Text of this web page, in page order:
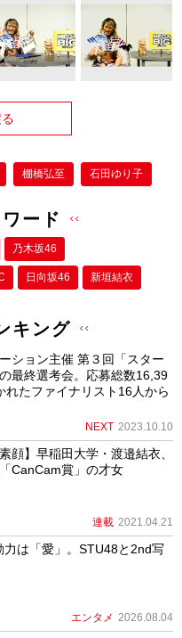
棚橋弘至 石田ゆり子
ード
乃木坂46
日向坂46 新垣結衣
キング
ション主催 第３回「スター
最終選考会。応募総数16,39
れたファイナリスト16人から
NEXT 2023.10.10
顔】早稲田大学・渡邉結衣、
CanCam賞」の才女
連載 2021.04.21
は「愛」。STU48と2nd写
エンタメ 2026.08.04